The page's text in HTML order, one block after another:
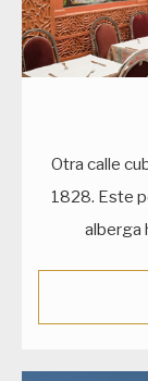
Otra calle
1828. Este
alberga